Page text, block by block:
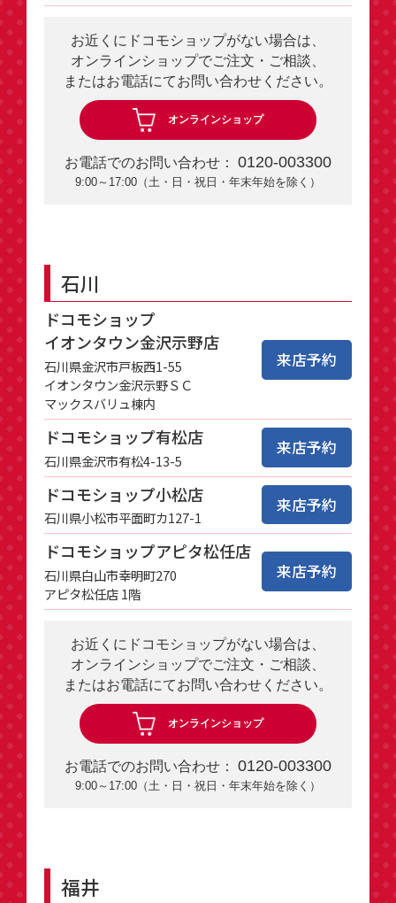
お近くにドコモショップがない場合は、
オンラインショップでご注文・ご相談、
またはお電話にてお問い合わせください。
オンラインショップ
お電話でのお問い合わせ： 0120-003300
9:00～17:00（土・日・祝日・年末年始を除く）
石川
ドコモショップ
イオンタウン金沢示野店
石川県金沢市戸板西1-55
イオンタウン金沢示野ＳＣ
マックスバリュ棟内
来店予約
ドコモショップ有松店
石川県金沢市有松4-13-5
来店予約
ドコモショップ小松店
石川県小松市平面町カ127-1
来店予約
ドコモショップアピタ松任店
石川県白山市幸明町270
アピタ松任店 1階
来店予約
お近くにドコモショップがない場合は、
オンラインショップでご注文・ご相談、
またはお電話にてお問い合わせください。
オンラインショップ
お電話でのお問い合わせ： 0120-003300
9:00～17:00（土・日・祝日・年末年始を除く）
福井